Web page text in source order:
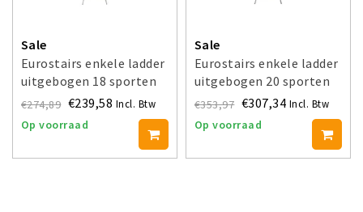
Sale
Eurostairs enkele ladder
uitgebogen 18 sporten
475 cm
€274,89 €239,58 Incl. Btw
Op voorraad
Sale
Eurostairs enkele ladder
uitgebogen 20 sporten
525 cm
€353,97 €307,34 Incl. Btw
Op voorraad